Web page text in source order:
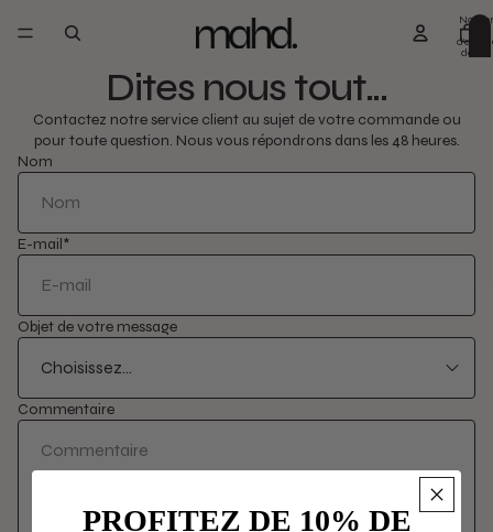
total
dans
Dites nous tout...
Contactez notre service client au sujet de votre commande ou
pour toute question. Nous vous répondrons dans les 48 heures.
Nom
E-mail*
Objet de votre message
Commentaire
PROFITEZ DE 10% DE